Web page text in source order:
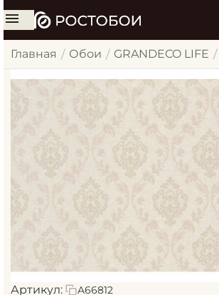
Главная / Обои / GRANDECO LIFE /
Артикул: A66812